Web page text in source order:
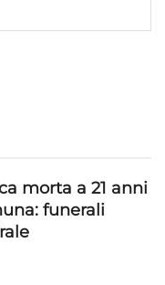
morta a 21 anni
funerali